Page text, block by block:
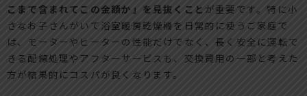
こまで含まれてこの金額か」を見抜くこと が重要です。特に小
さなお子さんがいて浴室暖房乾燥機を日常的に使うご家庭で
は、モーターやヒーターの性能だけでなく、長く安全に運転で
きる配線処理やアフターサービスも、交換費用の一部と考えた
方が結果的にコスパが良くなります。